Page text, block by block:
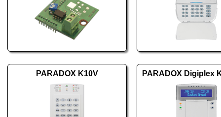
PARADOX K10V PARADOX Digiplex